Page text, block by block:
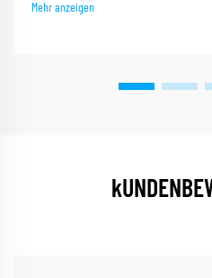
Mehr anzeigen